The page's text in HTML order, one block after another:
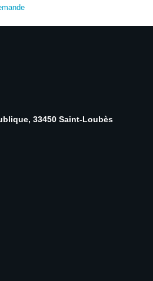
La Vente
Location
Équipe
33450 Saint-Loubès